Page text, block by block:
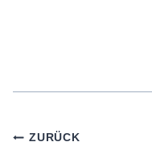
ZURÜCK